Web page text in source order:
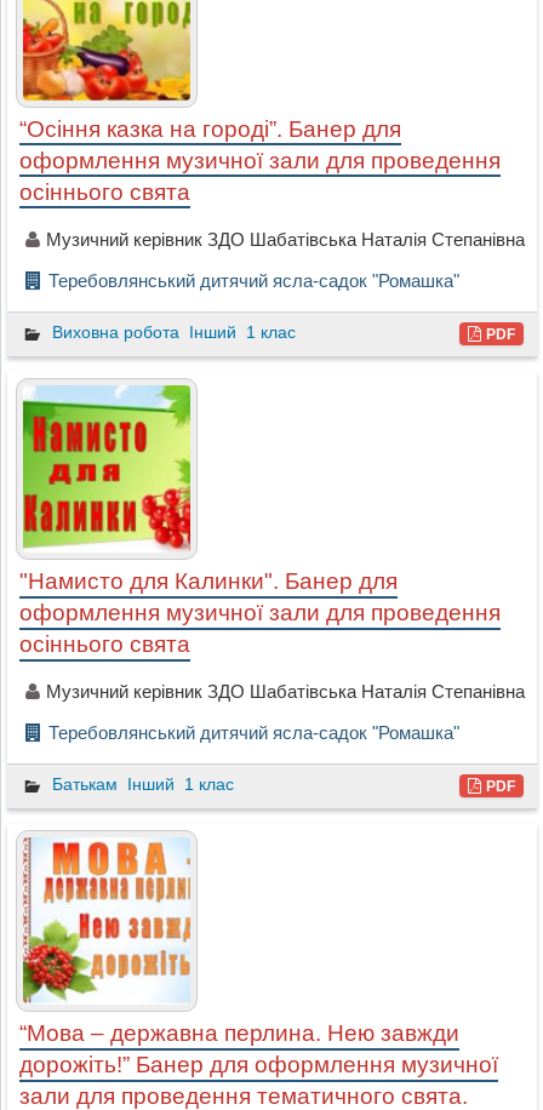
“Осіння казка на городі”. Банер для
оформлення музичної зали для проведення
осіннього свята
Музичний керівник ЗДО Шабатівська Наталія Степанівна
Теребовлянський дитячий ясла-садок "Ромашка"
Виховна робота Інший 1 клас PDF
"Намисто для Калинки". Банер для
оформлення музичної зали для проведення
осіннього свята
Музичний керівник ЗДО Шабатівська Наталія Степанівна
Теребовлянський дитячий ясла-садок "Ромашка"
Батькам Інший 1 клас PDF
“Мова – державна перлина. Нею завжди
дорожіть!” Банер для оформлення музичної
зали для проведення тематичного свята.